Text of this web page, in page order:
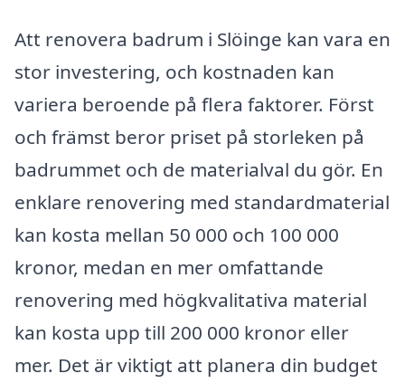
Att renovera badrum i Slöinge kan vara en
stor investering, och kostnaden kan
variera beroende på flera faktorer. Först
och främst beror priset på storleken på
badrummet och de materialval du gör. En
enklare renovering med standardmaterial
kan kosta mellan 50 000 och 100 000
kronor, medan en mer omfattande
renovering med högkvalitativa material
kan kosta upp till 200 000 kronor eller
mer. Det är viktigt att planera din budget